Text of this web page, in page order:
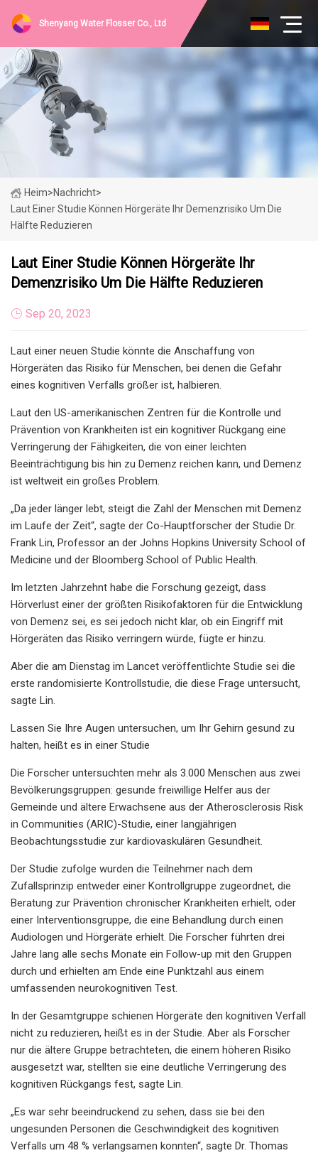
Shenyang Water Flosser Co., Ltd
Heim>Nachricht>
Laut Einer Studie Können Hörgeräte Ihr Demenzrisiko Um Die
Hälfte Reduzieren
Laut Einer Studie Können Hörgeräte Ihr
Demenzrisiko Um Die Hälfte Reduzieren
Sep 20, 2023
Laut einer neuen Studie könnte die Anschaffung von
Hörgeräten das Risiko für Menschen, bei denen die Gefahr
eines kognitiven Verfalls größer ist, halbieren.
Laut den US-amerikanischen Zentren für die Kontrolle und
Prävention von Krankheiten ist ein kognitiver Rückgang eine
Verringerung der Fähigkeiten, die von einer leichten
Beeinträchtigung bis hin zu Demenz reichen kann, und Demenz
ist weltweit ein großes Problem.
„Da jeder länger lebt, steigt die Zahl der Menschen mit Demenz
im Laufe der Zeit“, sagte der Co-Hauptforscher der Studie Dr.
Frank Lin, Professor an der Johns Hopkins University School of
Medicine und der Bloomberg School of Public Health.
Im letzten Jahrzehnt habe die Forschung gezeigt, dass
Hörverlust einer der größten Risikofaktoren für die Entwicklung
von Demenz sei, es sei jedoch nicht klar, ob ein Eingriff mit
Hörgeräten das Risiko verringern würde, fügte er hinzu.
Aber die am Dienstag im Lancet veröffentlichte Studie sei die
erste randomisierte Kontrollstudie, die diese Frage untersucht,
sagte Lin.
Lassen Sie Ihre Augen untersuchen, um Ihr Gehirn gesund zu
halten, heißt es in einer Studie
Die Forscher untersuchten mehr als 3.000 Menschen aus zwei
Bevölkerungsgruppen: gesunde freiwillige Helfer aus der
Gemeinde und ältere Erwachsene aus der Atherosclerosis Risk
in Communities (ARIC)-Studie, einer langjährigen
Beobachtungsstudie zur kardiovaskulären Gesundheit.
Der Studie zufolge wurden die Teilnehmer nach dem
Zufallsprinzip entweder einer Kontrollgruppe zugeordnet, die
Beratung zur Prävention chronischer Krankheiten erhielt, oder
einer Interventionsgruppe, die eine Behandlung durch einen
Audiologen und Hörgeräte erhielt. Die Forscher führten drei
Jahre lang alle sechs Monate ein Follow-up mit den Gruppen
durch und erhielten am Ende eine Punktzahl aus einem
umfassenden neurokognitiven Test.
In der Gesamtgruppe schienen Hörgeräte den kognitiven Verfall
nicht zu reduzieren, heißt es in der Studie. Aber als Forscher
nur die ältere Gruppe betrachteten, die einem höheren Risiko
ausgesetzt war, stellten sie eine deutliche Verringerung des
kognitiven Rückgangs fest, sagte Lin.
„Es war sehr beeindruckend zu sehen, dass sie bei den
ungesunden Personen die Geschwindigkeit des kognitiven
Verfalls um 48 % verlangsamen konnten“, sagte Dr. Thomas